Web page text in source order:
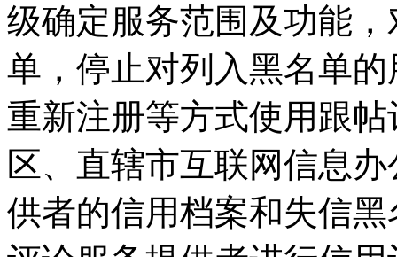
级确定服务范围及功能
单，停止对列入黑名单
重新注册等方式使用跟
区、直辖市互联网信息
供者的信用档案和失信